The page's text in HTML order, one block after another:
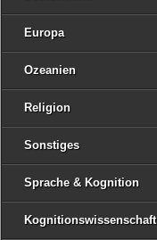
Europa
Ozeanien
Religion
Sonstiges
Sprache & Kognition
Kognitionswissenschaft